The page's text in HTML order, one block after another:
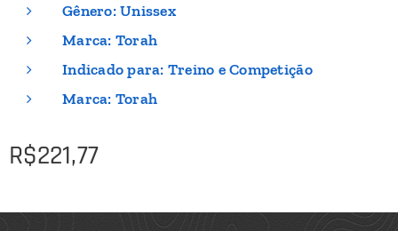
Gênero: Unissex
Marca: Torah
Indicado para: Treino e Competição
Marca: Torah
R$221,77